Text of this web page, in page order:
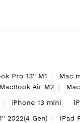
Pro 13'' M1 Mac
MacBook Air M2
iPhone 13 mini
2022(4 Gen) iPad